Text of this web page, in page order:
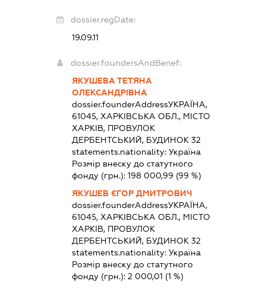
dossier.regDate:
19.09.11
dossier.foundersAndBenef:
ЯКУШЕВА ТЕТЯНА
ОЛЕКСАНДРІВНА
dossier.founderAddressУКРАЇНА,
61045, ХАРКІВСЬКА ОБЛ., МІСТО
ХАРКІВ, ПРОВУЛОК
ДЕРБЕНТСЬКИЙ, БУДИНОК 32
statements.nationality:Україна
Розмір внеску до статутного
фонду (грн.):198 000,99 (99 %)
ЯКУШЕВ ЄГОР ДМИТРОВИЧ
dossier.founderAddressУКРАЇНА,
61045, ХАРКІВСЬКА ОБЛ., МІСТО
ХАРКІВ, ПРОВУЛОК
ДЕРБЕНТСЬКИЙ, БУДИНОК 32
statements.nationality:Україна
Розмір внеску до статутного
фонду (грн.):2 000,01 (1 %)